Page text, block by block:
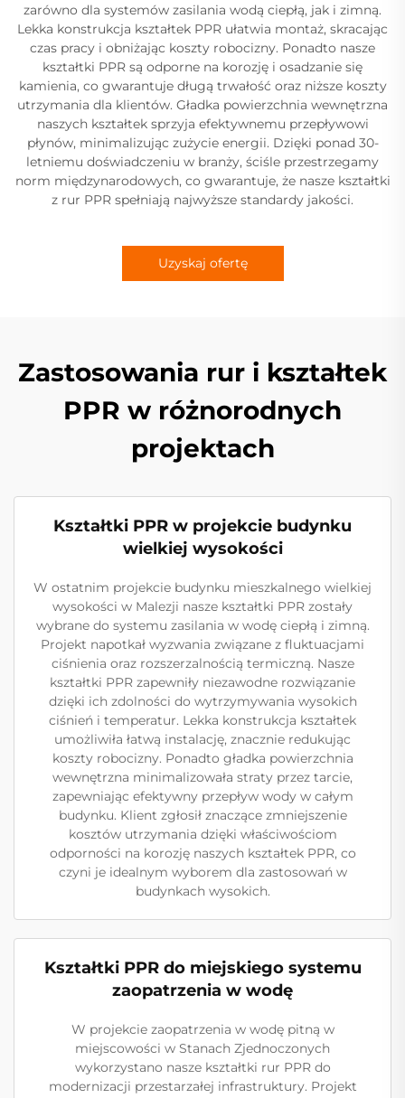
zarówno dla systemów zasilania wodą ciepłą, jak i zimną.
Lekka konstrukcja kształtek PPR ułatwia montaż, skracając
czas pracy i obniżając koszty robocizny. Ponadto nasze
kształtki PPR są odporne na korozję i osadzanie się
kamienia, co gwarantuje długą trwałość oraz niższe koszty
utrzymania dla klientów. Gładka powierzchnia wewnętrzna
naszych kształtek sprzyja efektywnemu przepływowi
płynów, minimalizując zużycie energii. Dzięki ponad 30-
letniemu doświadczeniu w branży, ściśle przestrzegamy
norm międzynarodowych, co gwarantuje, że nasze kształtki
z rur PPR spełniają najwyższe standardy jakości.
Uzyskaj ofertę
Zastosowania rur i kształtek
PPR w różnorodnych
projektach
Kształtki PPR w projekcie budynku
wielkiej wysokości
W ostatnim projekcie budynku mieszkalnego wielkiej
wysokości w Malezji nasze kształtki PPR zostały
wybrane do systemu zasilania w wodę ciepłą i zimną.
Projekt napotkał wyzwania związane z fluktuacjami
ciśnienia oraz rozszerzalnością termiczną. Nasze
kształtki PPR zapewniły niezawodne rozwiązanie
dzięki ich zdolności do wytrzymywania wysokich
ciśnień i temperatur. Lekka konstrukcja kształtek
umożliwiła łatwą instalację, znacznie redukując
koszty robocizny. Ponadto gładka powierzchnia
wewnętrzna minimalizowała straty przez tarcie,
zapewniając efektywny przepływ wody w całym
budynku. Klient zgłosił znaczące zmniejszenie
kosztów utrzymania dzięki właściwościom
odporności na korozję naszych kształtek PPR, co
czyni je idealnym wyborem dla zastosowań w
budynkach wysokich.
Kształtki PPR do miejskiego systemu
zaopatrzenia w wodę
W projekcie zaopatrzenia w wodę pitną w
miejscowości w Stanach Zjednoczonych
wykorzystano nasze kształtki rur PPR do
modernizacji przestarzałej infrastruktury. Projekt